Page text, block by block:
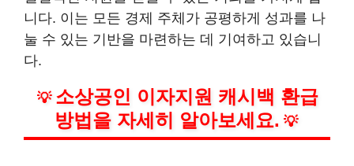
니다. 이는 모든 경제 주체가 공평하게 성과를 나
눌 수 있는 기반을 마련하는 데 기여하고 있습니
다.
💡 소상공인 이자지원 캐시백 환급
방법을 자세히 알아보세요. 💡